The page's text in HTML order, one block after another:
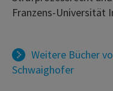
Franzens-Universität
Weitere Bücher
Schwaighofer